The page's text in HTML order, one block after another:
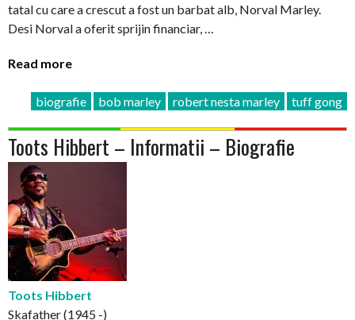
tatal cu care a crescut a fost un barbat alb, Norval Marley.
Desi Norval a oferit sprijin financiar, …
Read more
biografie bob marley robert nesta marley tuff gong
Toots Hibbert – Informatii – Biografie
Toots Hibbert
Skafather (1945 -)